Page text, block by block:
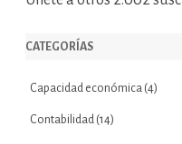
CATEGORÍAS
Capacidad económica (4)
Contabilidad (14)